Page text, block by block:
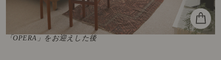
「OPERA」をお迎えした後